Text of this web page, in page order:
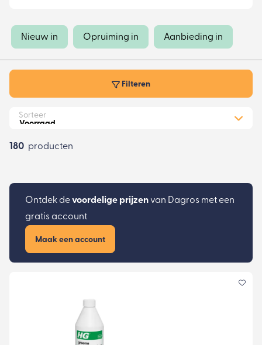
Nieuw in Opruiming in Aanbieding in
Filteren
Sorteer
180 producten
Ontdek devoordelige prijzen van Dagros met een
gratis account
Maak een account